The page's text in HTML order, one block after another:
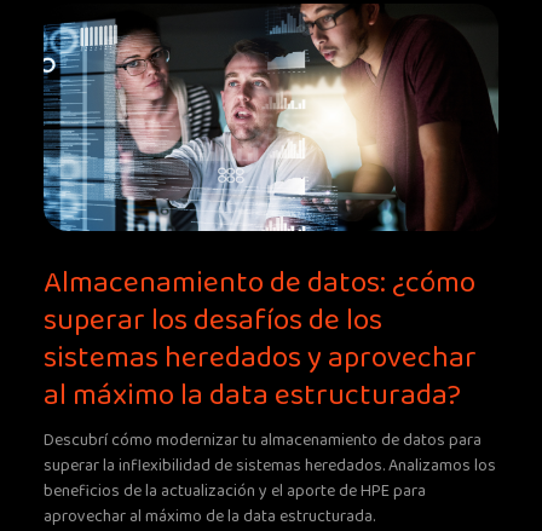
Almacenamiento de datos: ¿cómo
superar los desafíos de los
sistemas heredados y aprovechar
al máximo la data estructurada?
Descubrí cómo modernizar tu almacenamiento de datos para
superar la inflexibilidad de sistemas heredados. Analizamos los
beneficios de la actualización y el aporte de HPE para
aprovechar al máximo de la data estructurada.